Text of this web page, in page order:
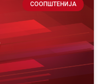
СООПШТЕНИЈА